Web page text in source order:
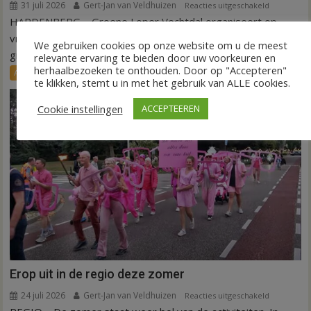
31 juli 2026 Gert-Jan van Veldhuizen Reacties uitgeschakeld
Fietstocht
groene
initiatieven
in
HARDENBERG – Groene Loper Vechtdal organiseert op
vrijdagmiddag 4 september 2026 een fietstocht langs
groene initiatieven...
Agenda Nieuws
Erop uit in de regio deze zomer
24 juli 2026 Gert-Jan van Veldhuizen Reacties uitgeschakeld
We gebruiken cookies op onze website om u de meest
relevante ervaring te bieden door uw voorkeuren en
herhaalbezoeken te onthouden. Door op "Accepteren"
te klikken, stemt u in met het gebruik van ALLE cookies.
Cookie instellingen
ACCEPTEEREN